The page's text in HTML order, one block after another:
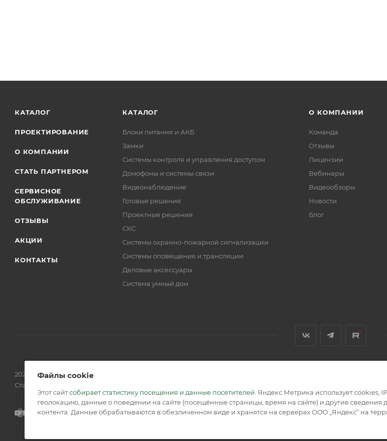
КАТАЛОГ
ПРОЕКТИРОВАНИЕ
О КОМПАНИИ
СТАТЬ ПАРТНЕРОМ
СЕРВИСНОЕ
ОБСЛУЖИВАНИЕ
ОТЗЫВЫ
АКЦИИ
КОНТАКТЫ
КАТАЛОГ
Блоки питания и АКБ
Замки
Системы контроля и управления доступом
Домофоны и системы связи
Видеонаблюдение
Готовые решения
Проектные решения
СКС
Системы охранно-пожарной сигнализации
Системы оповещения и трансляции
Деловые аксессуары
Система умный дом
О КОМПАНИИ
Команда
Отзывы
Лицензии
Вебинары
Видеообзоры
Новости
Блог
2026 © Обращаем Ваше внимание на то, что вся информация, размещенная на сайте, носит
Статьи 437 (2) ГК РФ.
Файлы cookie
Этот сайтсобирает статистику посещения и данные посетителей . Яндекс Метрика использует cookies,
геолокацию, данные о поведении на сайте (посещённые страницы, время на сайте) и другие сведения
контента. Данные обрабатываются в обезличенном виде и хранятся на серверах ООО „Яндекс“ на